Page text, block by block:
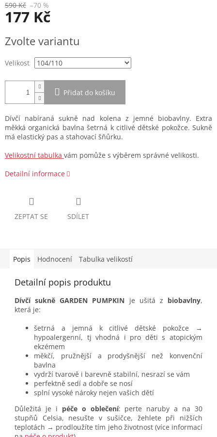
590 Kč –70 %
177 Kč
cena:
Zvolte variantu
Velikost
Přidat do košíku
Dívčí nabíraná sukně nad kolena z jemné biobavlny. Extra
měkká organická bavlna šetrná k citlivé dětské pokožce. Sukně
má elastický pas a stahovací šňůrku.
Velikostní tabulka vám pomůže s výběrem správné velikosti.
Detailní informace
ZEPTAT SE SDÍLET
Popis Hodnocení Tabulka velikostí
Detailní popis produktu
Dívčí sukně GARDEN PUMPKIN je ušitá z biobavlny,
která je:
šetrná a jemná k citlivé dětské pokožce →
hypoalergenní, tj vhodná i pro děti s atopickým
ekzémem
měkčí, pružnější a prodyšnější než konvenční
bavlna
vydrží tvarově i barevně stabilní, nesrazí se vám
perfektně sedí a dobře se nosí
splní vysoké nároky nejen vašich dětí
Důležitá je i péče o oblečení: perte naruby a na 30
stupňů Celsia, nesušte v sušičce, žehlete při nižších
teplotách → prodloužíte tím jeho životnost (více informací